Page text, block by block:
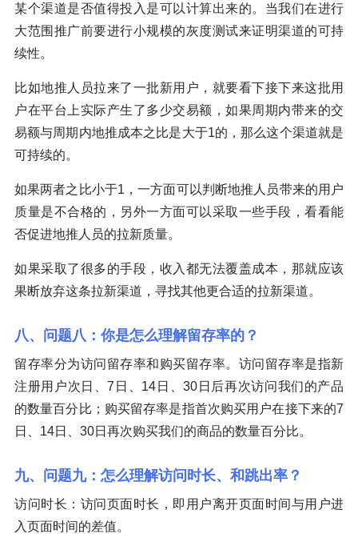
某个渠道是否值得投入是可以计算出来的。当我们在进行
大范围推广前要进行小规模的灰度测试来证明渠道的可持
续性。
比如地推人员拉来了一批新用户，就要看下接下来这批用
户在平台上实际产生了多少交易额，如果周期内带来的交
易额与周期内地推成本之比是大于1的，那么这个渠道就是
可持续的。
如果两者之比小于1，一方面可以判断地推人员带来的用户
质量是不合格的，另外一方面可以采取一些手段，看看能
否促进地推人员的拉新质量。
如果采取了很多的手段，收入都无法覆盖成本，那就应该
果断放弃这条拉新渠道，寻找其他更合适的拉新渠道。
八、问题八：你是怎么理解留存率的？
留存率分为访问留存率和购买留存率。访问留存率是指新
注册用户次日、7日、14日、30日后再次访问我们的产品
的数量百分比；购买留存率是指首次购买用户在接下来的7
日、14日、30日再次购买我们的商品的数量百分比。
九、问题九：怎么理解访问时长、和跳出率？
访问时长：访问页面时长，即用户离开页面时间与用户进
入页面时间的差值。